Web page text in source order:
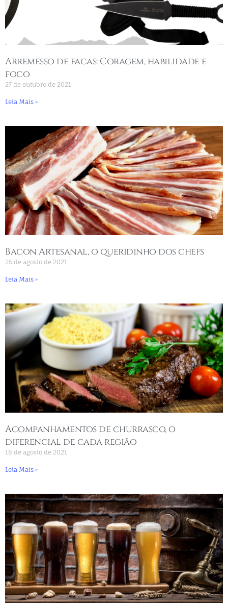
Arremesso de facas: Coragem, habilidade e
foco
27 de outubro de 2021
Leia Mais »
Bacon Artesanal, o queridinho dos chefs
25 de agosto de 2021
Leia Mais »
Acompanhamentos de churrasco, o
diferencial de cada região
18 de agosto de 2021
Leia Mais »